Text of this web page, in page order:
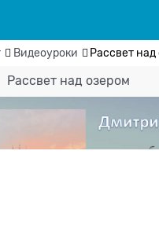
Видеоуроки Рассвет над
Рассвет над озером